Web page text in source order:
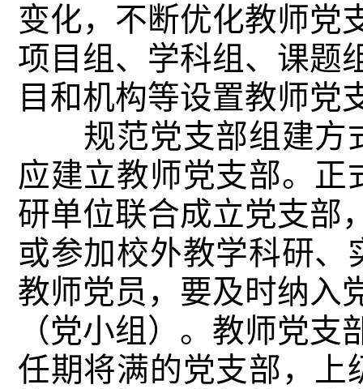
变化，不断优化教师党
项目组、学科组、课题
目和机构等设置教师党
规范党支部组建方式
应建立教师党支部。正
研单位联合成立党支部
或参加校外教学科研、
教师党员，要及时纳入
（党小组）。教师党
任期将满的党支部，上